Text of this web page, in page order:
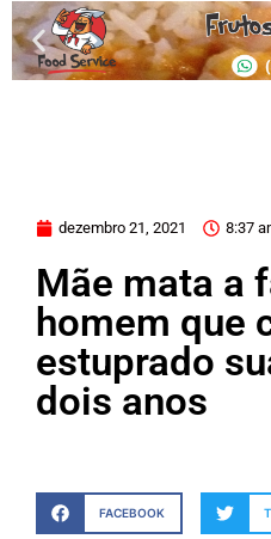
dezembro 21, 2021 8:37
Mãe mata a
homem que
estuprado
dois anos
FACEBOOK